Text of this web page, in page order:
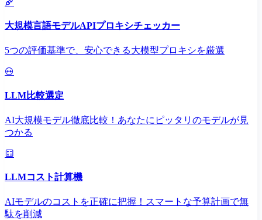
大規模言語モデルAPIプロキシチェッカー
5つの評価基準で、安心できる大模型プロキシを厳選
LLM比較選定
AI大規模モデル徹底比較！あなたにピッタリのモデルが見
つかる
LLMコスト計算機
AIモデルのコストを正確に把握！スマートな予算計画で無
駄を削減